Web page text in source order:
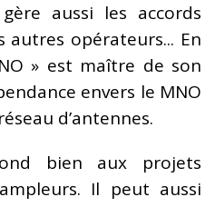
aussi les accords
autres opérateurs... En
» est maître de son
envers le MNO
d’antennes.
bien aux projets
Il peut aussi